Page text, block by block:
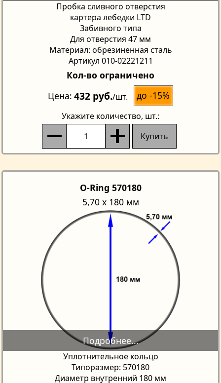
Пробка сливного отверстия
картера лебедки LTD
Забивного типа
Для отверстия 47 мм
Материал: обрезиненная сталь
Артикул 010-02221211
Кол-во ограничено
Цена 432 руб./шт. до -15%
Укажите количество, шт.:
Купить
O-Ring 570180
5,70 х 180 мм
Уплотнительное кольцо
Типоразмер: 570180
Диаметр внутренний 180 мм